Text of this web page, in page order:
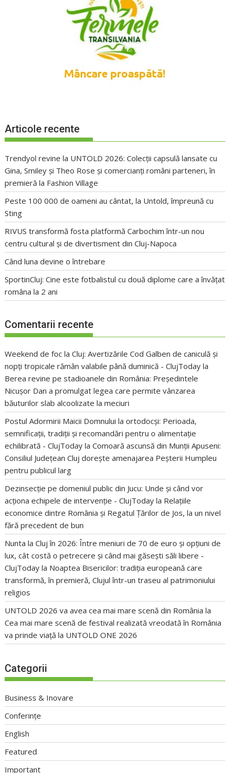
Articole recente
Trendyol revine la UNTOLD 2026: Colecții capsulă lansate cu
Gina, Smiley și Theo Rose și comercianți români parteneri, în
premieră la Fashion Village
Peste 100 000 de oameni au cântat, la Untold, împreună cu
Sting
RIVUS transformă fosta platformă Carbochim într-un nou
centru cultural și de divertisment din Cluj-Napoca
Când luna devine o întrebare
SportinCluj: Cine este fotbalistul cu două diplome care a învățat
româna la 2 ani
Comentarii recente
Weekend de foc la Cluj: Avertizările Cod Galben de caniculă și
nopți tropicale rămân valabile până duminică - ClujToday la
Berea revine pe stadioanele din România: Președintele
Nicușor Dan a promulgat legea care permite vânzarea
băuturilor slab alcoolizate la meciuri
Postul Adormirii Maicii Domnului la ortodocși: Perioada,
semnificații, tradiții și recomandări pentru o alimentație
echilibrată - ClujToday laComoară ascunsă din Munții Apuseni:
Consiliul Județean Cluj dorește amenajarea Peșterii Humpleu
pentru publicul larg
Dezinsecție pe domeniul public din Jucu: Unde și când vor
acționa echipele de intervenție - ClujToday la Relațiile
economice dintre România și Regatul Țărilor de Jos, la un nivel
fără precedent de bun
Nunta la Cluj în 2026: Între meniuri de 70 de euro și opțiuni de
lux, cât costă o petrecere și când mai găsești săli libere -
ClujToday la Noaptea Bisericilor: tradiția europeană care
transformă, în premieră, Clujul într-un traseu al patrimoniului
religios
UNTOLD 2026 va avea cea mai mare scenă din România la
Cea mai mare scenă de festival realizată vreodată în România
va prinde viață la UNTOLD ONE 2026
Categorii
Business & Inovare
Conferințe
English
Featured
Important